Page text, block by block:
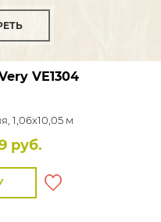
VE1304
1,06x10,05 м
руб.